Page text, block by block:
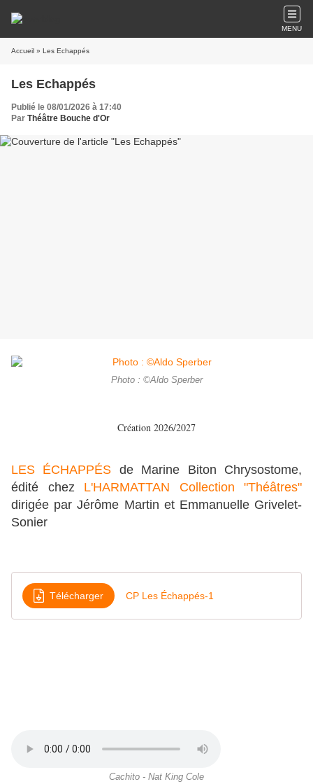
MENU
Accueil » Les Echappés
Les Echappés
Publié le 08/01/2026 à 17:40
Par Théâtre Bouche d'Or
Photo : ©Aldo Sperber
Création 2026/2027
LES ÉCHAPPÉS de Marine Biton Chrysostome,
édité chez L'HARMATTAN Collection "Théâtres"
dirigée par Jérôme Martin et Emmanuelle Grivelet-
Sonier
Télécharger CP Les Échappés-1
Cachito - Nat King Cole